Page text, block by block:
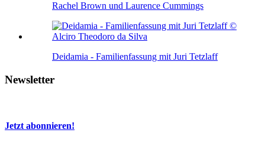
Rachel Brown und Laurence Cummings
Deidamia - Familienfassung mit Juri Tetzlaff
Newsletter
Jetzt abonnieren!